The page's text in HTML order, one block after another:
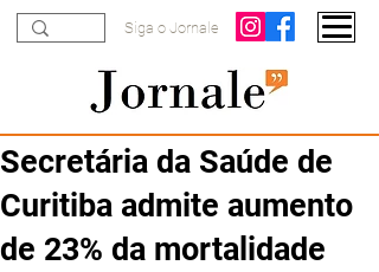
Siga o Jornale
Secretária da Saúde de
Curitiba admite aumento
de 23% da mortalidade